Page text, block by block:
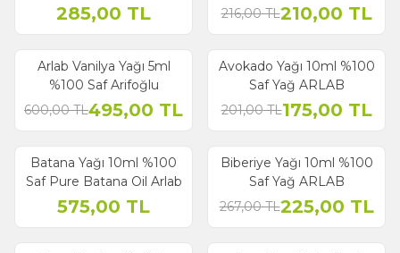
285,00 TL
216,00TL210,00 TL
% 17
İndirim
Arlab Vanilya Yağı 5ml
%100 Saf Arifoğlu
600,00TL495,00 TL
% 13
Avokado Yağı 10ml %100
Saf Yağ ARLAB
201,00TL175,00 TL
Batana Yağı 10ml %100
Saf Pure Batana Oil Arlab
575,00 TL
% 16
Biberiye Yağı 10ml %100
Saf Yağ ARLAB
267,00TL225,00 TL